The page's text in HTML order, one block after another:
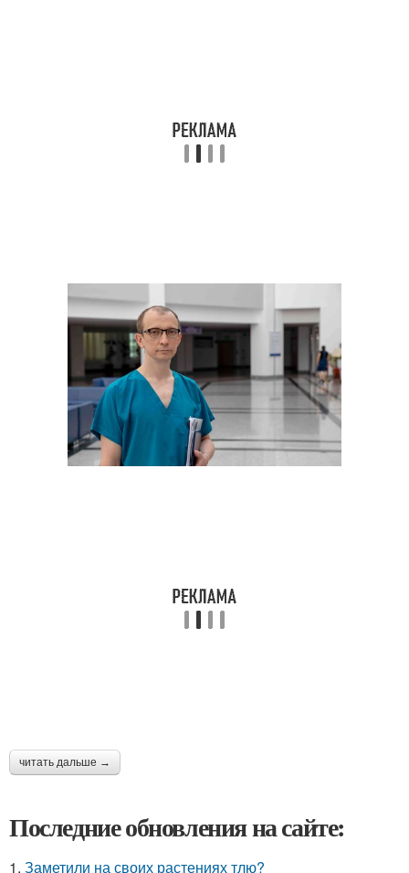
читать дальше →
Последние обновления на сайте:
1. Заметили на своих растениях тлю?